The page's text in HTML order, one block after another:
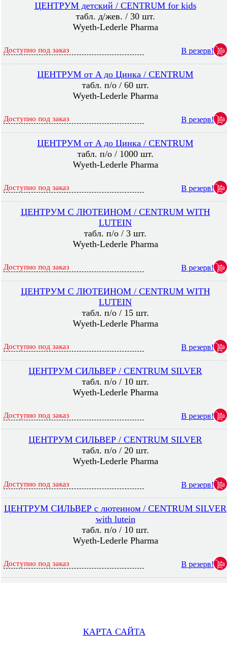
ЦЕНТРУМ детский / CENTRUM for kids
табл. д/жев. / 30 шт.
Wyeth-Lederle Pharma
Доступно под заказ В резерв!
ЦЕНТРУМ от A до Цинка / CENTRUM
табл. п/о / 60 шт.
Wyeth-Lederle Pharma
Доступно под заказ В резерв!
ЦЕНТРУМ от A до Цинка / CENTRUM
табл. п/о / 1000 шт.
Wyeth-Lederle Pharma
Доступно под заказ В резерв!
ЦЕНТРУМ С ЛЮТЕИНОМ / CENTRUM WITH
LUTEIN
табл. п/о / 3 шт.
Wyeth-Lederle Pharma
Доступно под заказ В резерв!
ЦЕНТРУМ С ЛЮТЕИНОМ / CENTRUM WITH
LUTEIN
табл. п/о / 15 шт.
Wyeth-Lederle Pharma
Доступно под заказ В резерв!
ЦЕНТРУМ СИЛЬВЕР / CENTRUM SILVER
табл. п/о / 10 шт.
Wyeth-Lederle Pharma
Доступно под заказ В резерв!
ЦЕНТРУМ СИЛЬВЕР / CENTRUM SILVER
табл. п/о / 20 шт.
Wyeth-Lederle Pharma
Доступно под заказ В резерв!
ЦЕНТРУМ СИЛЬВЕР с лютеином / CENTRUM SILVER
with lutein
табл. п/о / 10 шт.
Wyeth-Lederle Pharma
Доступно под заказ В резерв!
КАРТА САЙТА